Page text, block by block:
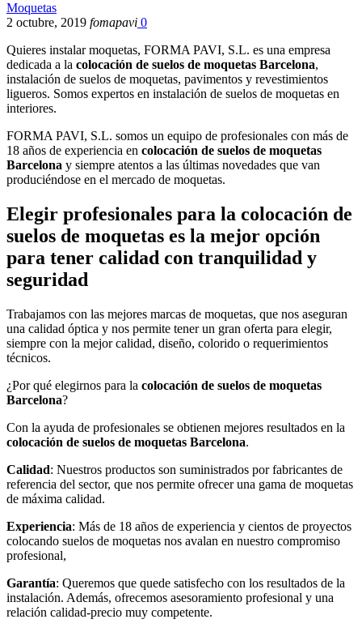
Moquetas
2 octubre, 2019 fomapavi 0
Quieres instalar moquetas, FORMA PAVI, S.L. es una empresa
dedicada a la colocación de suelos de moquetas Barcelona,
instalación de suelos de moquetas, pavimentos y revestimientos
ligueros. Somos expertos en instalación de suelos de moquetas en
interiores.
FORMA PAVI, S.L. somos un equipo de profesionales con más de
18 años de experiencia en colocación de suelos de moquetas
Barcelona y siempre atentos a las últimas novedades que van
produciéndose en el mercado de moquetas.
Elegir profesionales para la colocación de
suelos de moquetas es la mejor opción
para tener calidad con tranquilidad y
seguridad
Trabajamos con las mejores marcas de moquetas, que nos aseguran
una calidad óptica y nos permite tener un gran oferta para elegir,
siempre con la mejor calidad, diseño, colorido o requerimientos
técnicos.
¿Por qué elegirnos para la colocación de suelos de moquetas
Barcelona?
Con la ayuda de profesionales se obtienen mejores resultados en la
colocación de suelos de moquetas Barcelona.
Calidad: Nuestros productos son suministrados por fabricantes de
referencia del sector, que nos permite ofrecer una gama de moquetas
de máxima calidad.
Experiencia: Más de 18 años de experiencia y cientos de proyectos
colocando suelos de moquetas nos avalan en nuestro compromiso
profesional,
Garantía: Queremos que quede satisfecho con los resultados de la
instalación. Además, ofrecemos asesoramiento profesional y una
relación calidad-precio muy competente.